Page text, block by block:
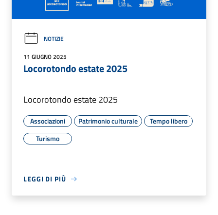
NOTIZIE
11 GIUGNO 2025
Locorotondo estate 2025
Locorotondo estate 2025
Associazioni Patrimonio culturale
Tempo libero
Turismo
LEGGI DI PIÙ